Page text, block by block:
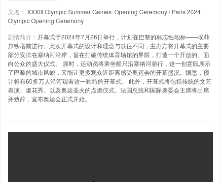
又名： XXXIII Olympic Summer Games: Opening Ceremony / Paris 2024
Olympic Opening Ceremony‎
剧情简介： 开幕式于2024年7月26日举行，计划在巴黎的标志性地标——埃菲
尔铁塔前进行。此次开幕式的设计和理念与以往不同，主办方将开幕式的主要
部分安排在塞纳河沿岸，旨在打破传统体育场馆的界限，打造一个开放的、面
向公众的盛大仪式。 届时，运动员将乘坐船只沿塞纳河游行，这一创意既展示
了巴黎的城市风貌，又能让更多观众近距离感受奥运会的开幕盛况。据悉，预
计将有60多万人沿河观看这一独特的开幕式。 此外，开幕式将包括传统的文艺
表演、烟花秀、以及奥运圣火的点燃仪式。法国总统和国际奥委会主席将出席
并致辞，宣布奥运会正式开始。